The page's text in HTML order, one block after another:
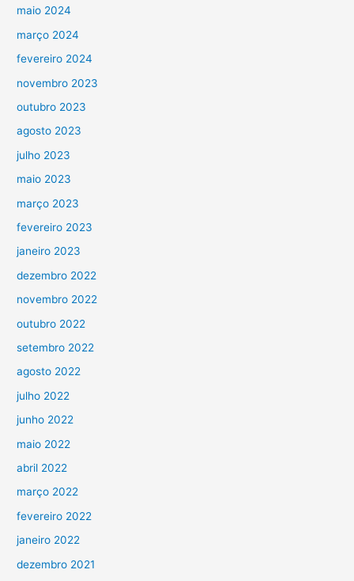
maio 2024
março 2024
fevereiro 2024
novembro 2023
outubro 2023
agosto 2023
julho 2023
maio 2023
março 2023
fevereiro 2023
janeiro 2023
dezembro 2022
novembro 2022
outubro 2022
setembro 2022
agosto 2022
julho 2022
junho 2022
maio 2022
abril 2022
março 2022
fevereiro 2022
janeiro 2022
dezembro 2021